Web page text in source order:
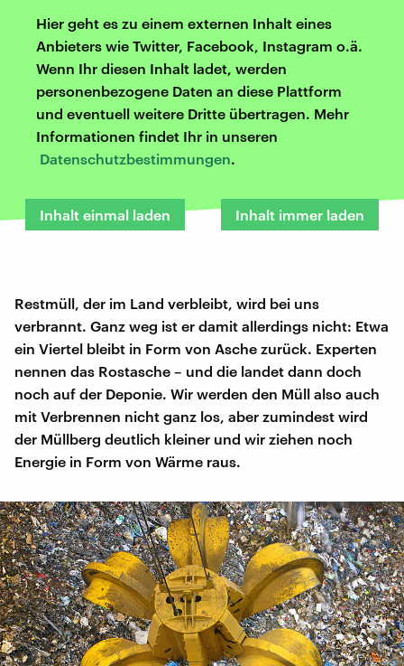
Hier geht es zu einem externen Inhalt eines
Anbieters wie Twitter, Facebook, Instagram o.ä.
Wenn Ihr diesen Inhalt ladet, werden
personenbezogene Daten an diese Plattform
und eventuell weitere Dritte übertragen. Mehr
Informationen findet Ihr in unseren
Datenschutzbestimmungen.
Inhalt einmal laden Inhalt immer laden
Restmüll, der im Land verbleibt, wird bei uns
verbrannt. Ganz weg ist er damit allerdings nicht: Etwa
ein Viertel bleibt in Form von Asche zurück. Experten
nennen das Rostasche – und die landet dann doch
noch auf der Deponie. Wir werden den Müll also auch
mit Verbrennen nicht ganz los, aber zumindest wird
der Müllberg deutlich kleiner und wir ziehen noch
Energie in Form von Wärme raus.